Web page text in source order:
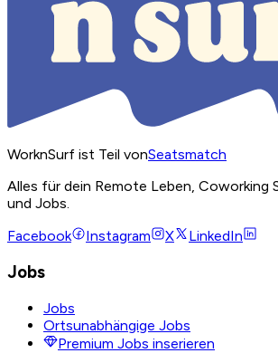
WorknSurf ist Teil vonSeatsmatch
Alles für dein Remote Leben, Coworking
und Jobs.
Facebook
Instagram X LinkedIn
Jobs
Jobs
Ortsunabhängige Jobs
Premium Jobs inserieren